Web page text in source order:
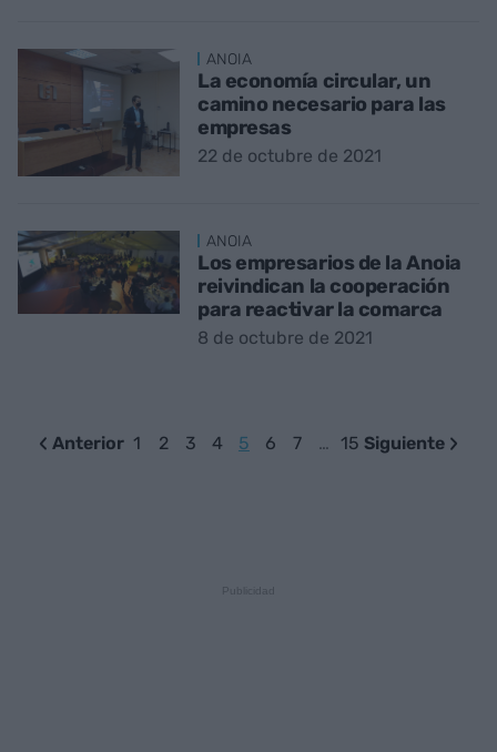
ANOIA
La economía circular, un
camino necesario para las
empresas
22 de octubre de 2021
ANOIA
Los empresarios de la Anoia
reivindican la cooperación
para reactivar la comarca
8 de octubre de 2021
Anterior 1 2 3 4 5 6 7 … 15 Siguiente